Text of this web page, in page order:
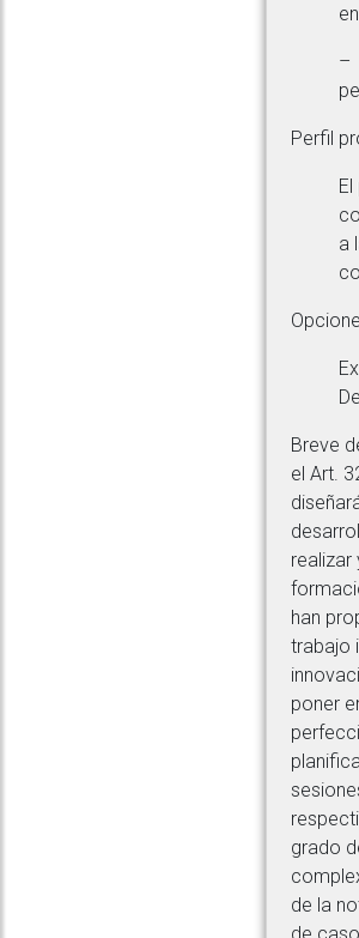
–
Perfil
a
Breve
el Art.
realizar
han
trabajo
poner
grado
de la